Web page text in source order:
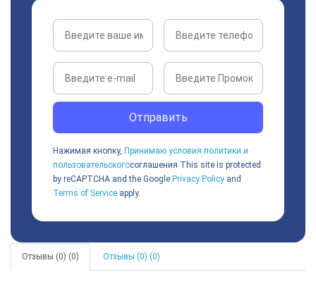
Отправить
Нажимая кнопку, Принимаю условия политики и
пользовательскогосоглашения This site is protected
by reCAPTCHA and the Google Privacy Policy and
Terms of Service apply.
Отзывы (0) (0) Отзывы (0) (0)